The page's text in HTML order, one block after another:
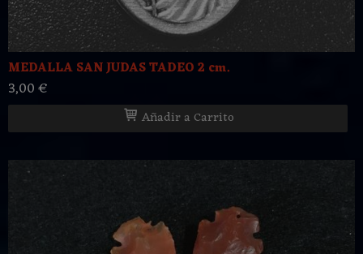
MEDALLA SAN JUDAS TADEO 2 cm.
3,00 €
Añadir a Carrito